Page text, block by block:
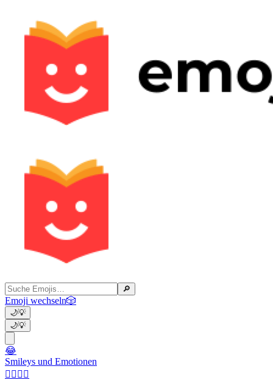
🔎
Emoji wechseln🎲
🌙💡
🌙💡
😂
Smileys und Emotionen
👩‍❤️‍💋‍👨